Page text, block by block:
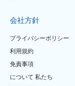
会社方針
プライバシーポリシー
利用規約
免責事項
について 私たち